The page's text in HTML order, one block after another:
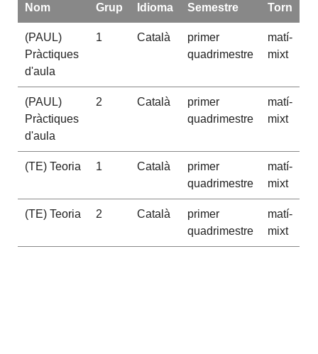
Nom Grup Idioma Semestre Torn
(PAUL)
Pràctiques
d'aula
1 Català
primer
quadrimestre
matí-
mixt
(PAUL)
Pràctiques
d'aula
2 Català
primer
quadrimestre
matí-
mixt
(TE) Teoria 1 Català
primer
quadrimestre
matí-
mixt
(TE) Teoria 2 Català
primer
quadrimestre
matí-
mixt